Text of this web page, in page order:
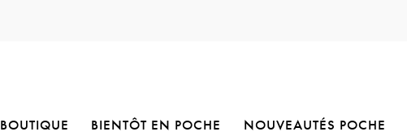
BOUTIQUE BIENTÔT EN POCHE NOUVEAUTÉS POCHE